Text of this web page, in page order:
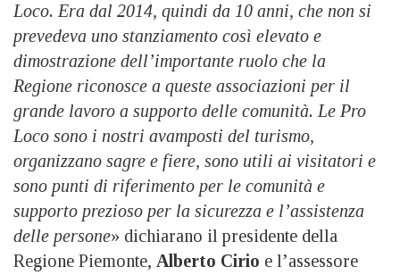
Loco. Era dal 2014, quindi da 10 anni, che non si
prevedeva uno stanziamento così elevato e
dimostrazione dell’importante ruolo che la
Regione riconosce a queste associazioni per il
grande lavoro a supporto delle comunità. Le Pro
Loco sono i nostri avamposti del turismo,
organizzano sagre e fiere, sono utili ai visitatori e
sono punti di riferimento per le comunità e
supporto prezioso per la sicurezza e l’assistenza
delle persone» dichiarano il presidente della
Regione Piemonte, Alberto Cirio e l’assessore